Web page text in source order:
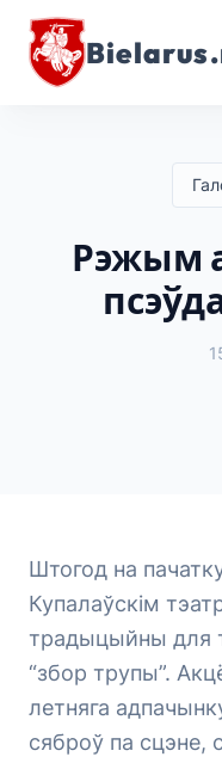
Рэжым
Штогод на
Купалаўскім
традыцыйны для
“збор трупы”.
летняга
сяброў па сцэне,